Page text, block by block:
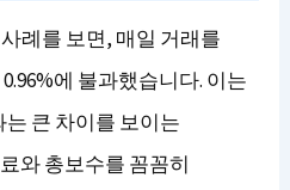
례를 보면, 매일 거래를
에 불과했습니다. 이는
큰 차이를 보이는
와 총보수를 꼼꼼히